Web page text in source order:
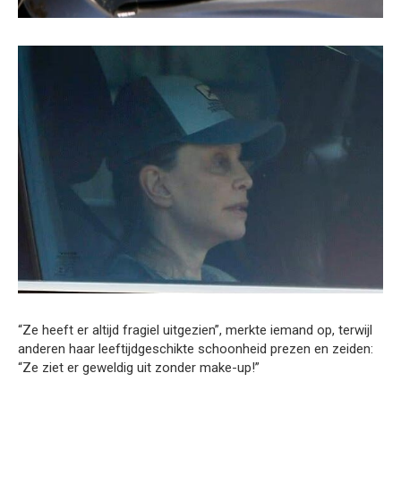
“Ze heeft er altijd fragiel uitgezien”, merkte iemand op, terwijl
anderen haar leeftijdgeschikte schoonheid prezen en zeiden:
“Ze ziet er geweldig uit zonder make-up!”